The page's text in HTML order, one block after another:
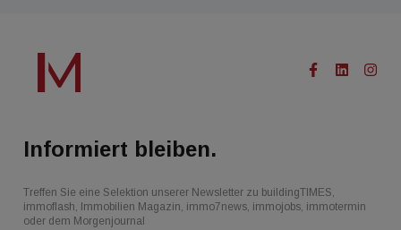
Informiert bleiben.
Treffen Sie eine Selektion unserer Newsletter zu buildingTIMES,
immoflash, Immobilien Magazin, immo7news, immojobs, immotermin
oder dem Morgenjournal